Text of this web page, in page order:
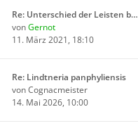
Re: Unterschied der Leisten b…
vonGernot
11. März 2021, 18:10
Re: Lindtneria panphyliensis
vonCognacmeister
14. Mai 2026, 10:00